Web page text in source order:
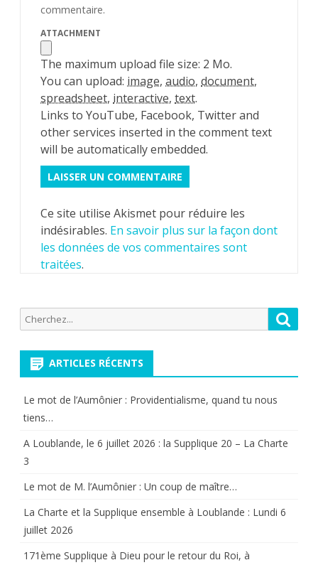
commentaire.
ATTACHMENT
The maximum upload file size: 2 Mo.
You can upload: image, audio, document,
spreadsheet, interactive, text.
Links to YouTube, Facebook, Twitter and
other services inserted in the comment text
will be automatically embedded.
Ce site utilise Akismet pour réduire les
indésirables. En savoir plus sur la façon dont
les données de vos commentaires sont
traitées.
Recherche
pour:
ARTICLES RÉCENTS
Le mot de l’Aumônier : Providentialisme, quand tu nous
tiens…
A Loublande, le 6 juillet 2026 : la Supplique 20 – La Charte
3
Le mot de M. l’Aumônier : Un coup de maître…
La Charte et la Supplique ensemble à Loublande : Lundi 6
juillet 2026
171ème Supplique à Dieu pour le retour du Roi, à